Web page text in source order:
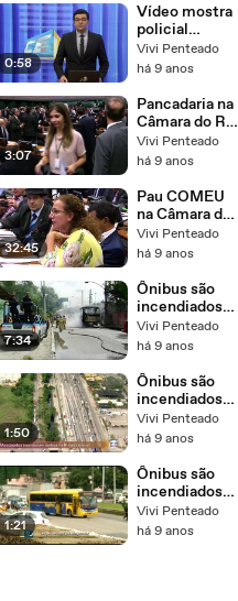
0:58
Vídeo mostra
policial
agredindo
advogada na
Beira-Ma
Vivi Penteado
há 9 anos
3:07
Pancadaria na
Câmara do Rio
- Parte 2 -:))
Vivi Penteado
há 9 anos
32:45
Pau COMEU
na Câmara do
Rio -:))
Vivi Penteado
há 9 anos
7:34
Ônibus são
incendiados
na Rodovia
Washington
Aveni
Vivi Penteado
há 9 anos
1:50
Ônibus são
incendiados
na Rodovia
Washington
Aveni-3
Vivi Penteado
há 9 anos
1:21
Ônibus são
incendiados
na Rodovia
Washington
Vivi Penteado
há 9 anos